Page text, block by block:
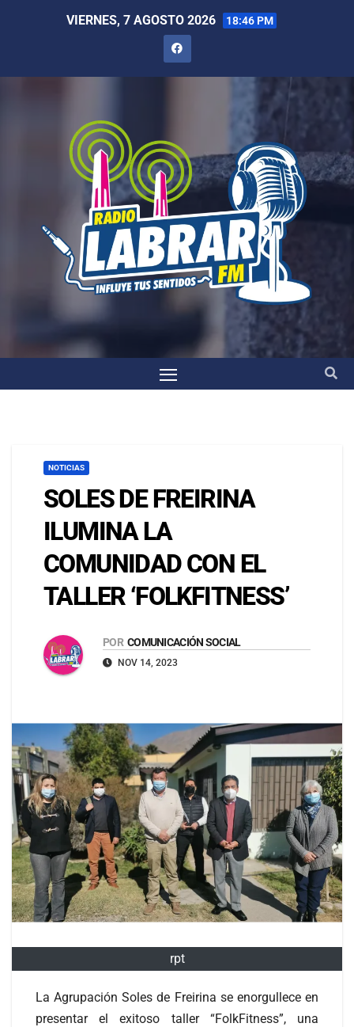
VIERNES, 7 AGOSTO 2026 18:46 PM
NOTICIAS
SOLES DE FREIRINA
ILUMINA LA
COMUNIDAD CON EL
TALLER ‘FOLKFITNESS’
POR COMUNICACIÓN SOCIAL
NOV 14, 2023
rpt
La Agrupación Soles de Freirina se enorgullece en
presentar el exitoso taller “FolkFitness”, una